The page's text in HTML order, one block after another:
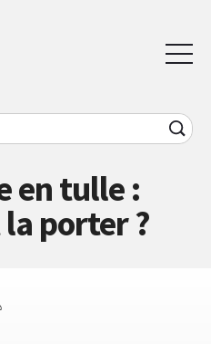
en tulle :
porter ?